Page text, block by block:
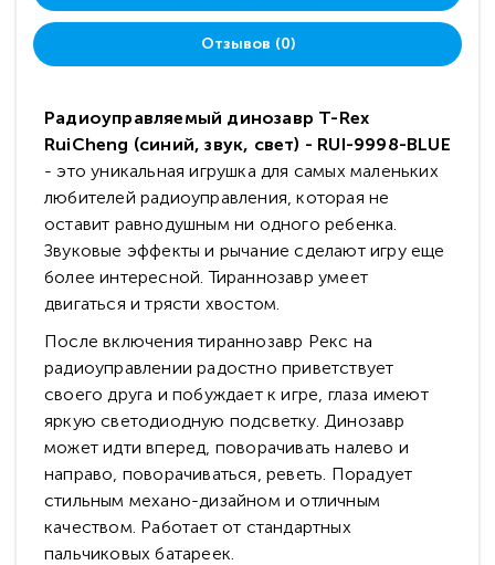
Отзывов (0)
Радиоуправляемый динозавр T-Rex
RuiCheng (синий, звук, свет) - RUI-9998-BLUE
- это уникальная игрушка для самых маленьких
любителей радиоуправления, которая не
оставит равнодушным ни одного ребенка.
Звуковые эффекты и рычание сделают игру еще
более интересной. Тираннозавр умеет
двигаться и трясти хвостом.
После включения тираннозавр Рекс на
радиоуправлении радостно приветствует
своего друга и побуждает к игре, глаза имеют
яркую светодиодную подсветку. Динозавр
может идти вперед, поворачивать налево и
направо, поворачиваться, реветь. Порадует
стильным механо-дизайном и отличным
качеством. Работает от стандартных
пальчиковых батареек.